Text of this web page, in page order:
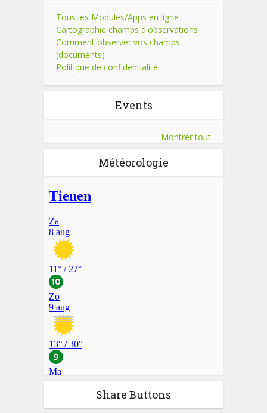
Tous les Modules/Apps en ligne
Cartographie champs d'observations
Comment observer vos champs
(documents)
Politique de confidentialité
Events
Montrer tout
Météorologie
Share Buttons